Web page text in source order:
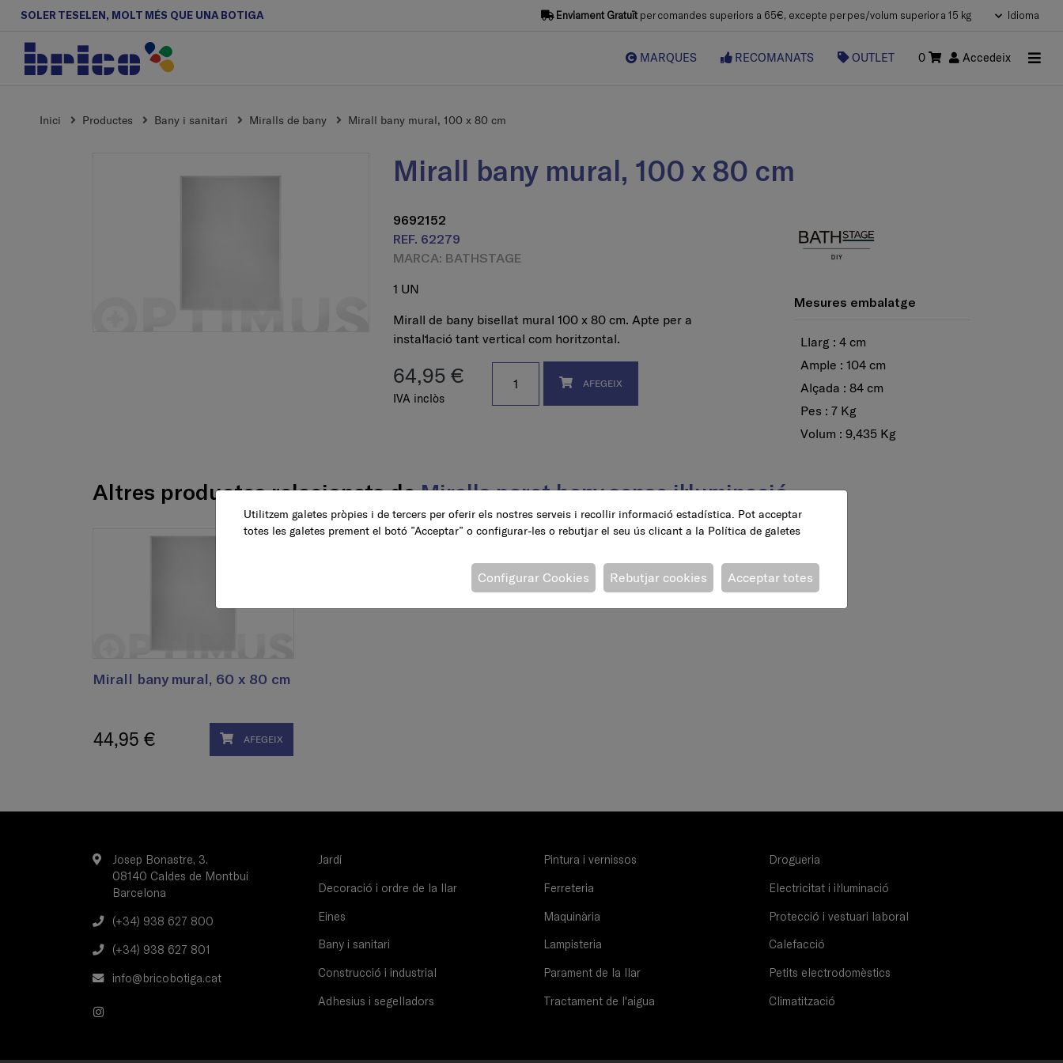
SOLER TESELEN, MOLT MÉS QUE UNA BOTIGA Enviament Gratuïtper comandes superiors a 65€, excepte per pes/volum superior a 15 kg Idioma
MARQUES RECOMANATS OUTLET 0 Accedeix
Inici Productes Bany i sanitari Miralls de bany Mirall bany mural, 100 x 80 cm
Mirall bany mural, 100 x 80 cm
9692152
REF. 62279
MARCA: BATHSTAGE
1 UN
Mirall de bany bisellat mural 100 x 80 cm. Apte per a
instal·lació tant vertical com horitzontal.
64,95 €
IVA inclòs
AFEGEIX
Mesures embalatge
Llarg : 4 cm
Ample : 104 cm
Alçada : 84 cm
Pes : 7 Kg
Volum : 9,435 Kg
Altres productes relacionats deMiralls paret bany sense il·luminació
Mirall bany mural, 60 x 80 cm
44,95 € AFEGEIX
Josep Bonastre, 3.
08140 Caldes de Montbui
Barcelona
(+34) 938 627 800
(+34) 938 627 801
info@bricobotiga.cat
Jardí Pintura i vernissos Drogueria
Decoració i ordre de la llar Ferreteria Electricitat i il·luminació
Eines Maquinària Protecció i vestuari laboral
Bany i sanitari Lampisteria Calefacció
Construcció i industrial Parament de la llar Petits electrodomèstics
Adhesius i segelladors Tractament de l'aigua Climatització
Utilitzem galetes pròpies i de tercers per oferir els nostres serveis i recollir informació estadística. Pot acceptar
totes les galetes prement el botó ”Acceptar” o configurar-les o rebutjar el seu ús clicant a la Política de galetes
Acceptar totes
Rebutjar cookies
Configurar Cookies